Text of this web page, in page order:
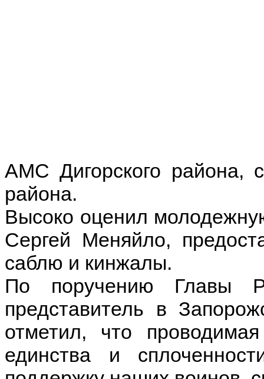
АМС Дигорского района,
района.
Высоко оценил
Сергей Меняйло,
саблю и кинжалы.
По поручению Главы
представитель в
отметил, что
единства и